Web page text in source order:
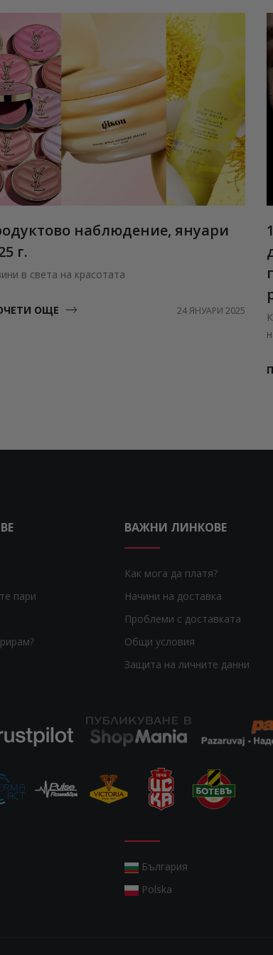
наблюдение, януари
г.
в света на красотата
ОЩЕ 24 ЯНУАРИ 2025
пари
ВАЖНИ ЛИНКОВЕ
Как мога да платя?
Начини на доставка
Проблеми с доставката
Общи условия
Защита на личните данни
България
Polska